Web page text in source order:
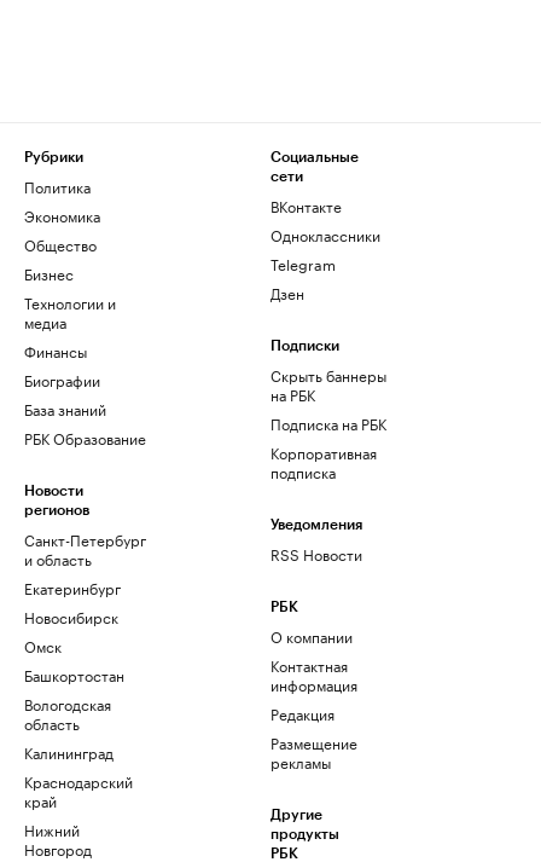
Рубрики
Политика
Экономика
Общество
Бизнес
Технологии и
медиа
Финансы
Биографии
База знаний
РБК Образование
Новости
регионов
Санкт-Петербург
и область
Екатеринбург
Новосибирск
Омск
Башкортостан
Вологодская
область
Калининград
Краснодарский
край
Нижний
Новгород
Социальные
сети
ВКонтакте
Одноклассники
Telegram
Дзен
Подписки
Скрыть баннеры
на РБК
Подписка на РБК
Корпоративная
подписка
Уведомления
RSS Новости
РБК
О компании
Контактная
информация
Редакция
Размещение
рекламы
Другие
продукты
РБК